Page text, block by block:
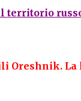
territorio
Oreshnik. La